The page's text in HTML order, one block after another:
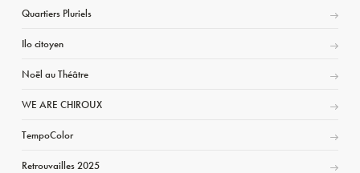
Quartiers Pluriels
Ilo citoyen
Noël au Théâtre
WE ARE CHIROUX
TempoColor
Retrouvailles 2025